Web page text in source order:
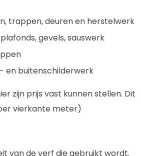
trappen, deuren en herstelwerk
gevels, sauswerk
en buitenschilderwerk
zijn prijs vast kunnen stellen. Dit
vierkante meter)
van de verf die gebruikt wordt.